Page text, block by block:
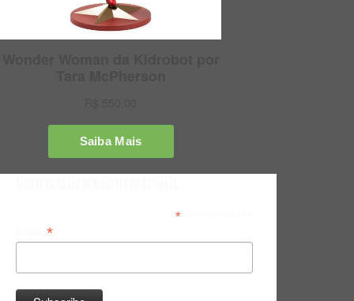
*indicates required
*